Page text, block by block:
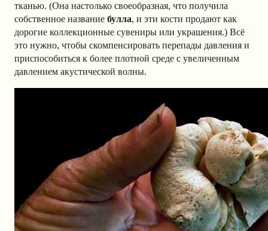
тканью. (Она настолько своеобразная, что получила
собственное название булла, и эти кости продают как
дорогие коллекционные сувениры или украшения.) Всё
это нужно, чтобы скомпенсировать перепады давления и
приспособиться к более плотной среде с увеличенным
давлением акустической волны.